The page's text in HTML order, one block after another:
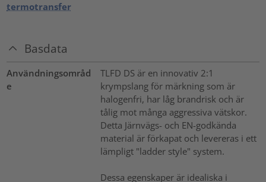
termotransfer
Basdata
Användningsområd
e
TLFD DS är en innovativ 2:1
krympslang för märkning som är
halogenfri, har låg brandrisk och är
tålig mot många aggressiva vätskor.
Detta Järnvägs- och EN-godkända
material är förkapat och levereras i ett
lämpligt "ladder style" system.
Dessa egenskaper är idealiska i